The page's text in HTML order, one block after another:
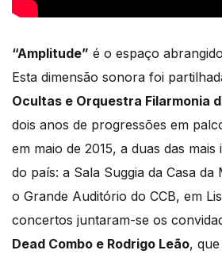
“Amplitude” é o espaço
Esta dimensão sonora foi
Ocultas e Orquestra Filarmonia
dois anos de progressões em
em maio de 2015, a duas das
do país: a Sala Suggia da Casa
o Grande Auditório do CCB, em
concertos juntaram-se os
Dead Combo e Rodrigo Leão,